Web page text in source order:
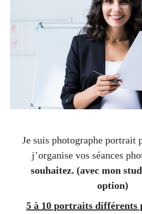
Je suis photographe portrait
j’organise vos séances
souhaitez. (avec mon
option)
5 à 10 portraits différents